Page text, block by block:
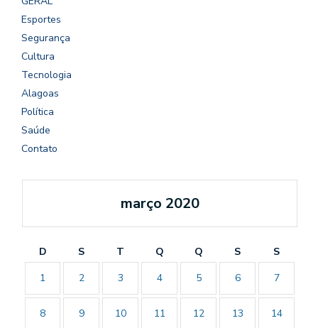
Esportes
Segurança
Cultura
Tecnologia
Alagoas
Política
Saúde
Contato
março 2020
D S T Q Q S
S
1
2 3 4 5 6 7
8 9 10 11 12 13 14